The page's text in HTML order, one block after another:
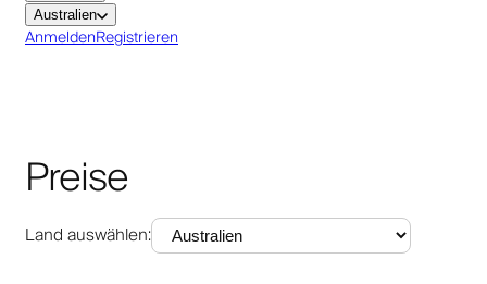
Australien
AnmeldenRegistrieren
Preise
Land auswählen: